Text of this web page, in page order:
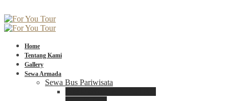
Home
Tentang Kami
Gallery
Sewa Armada
Sewa Bus Pariwisata